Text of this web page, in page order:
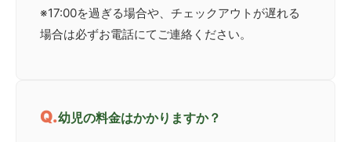
※17:00を過ぎる場合や、チェックアウトが遅れる
場合は必ずお電話にてご連絡ください。
幼児の料金はかかりますか？